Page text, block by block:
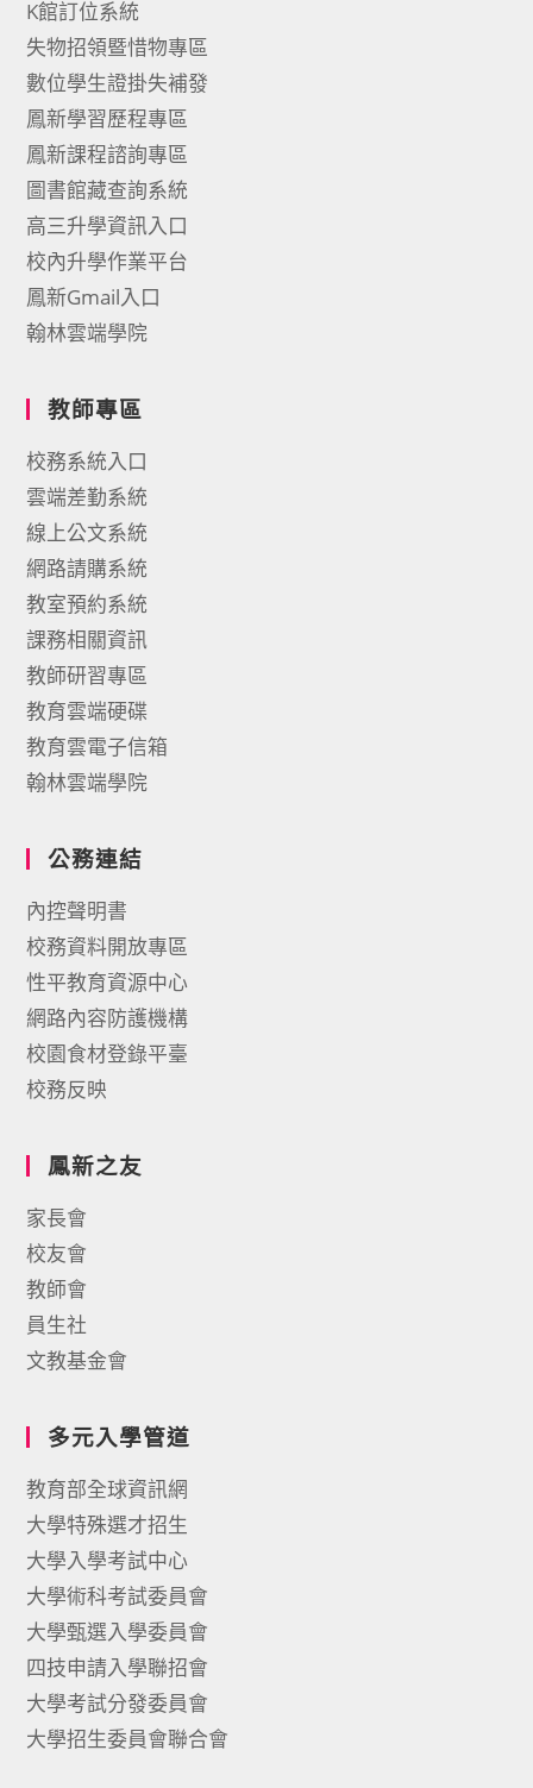
K館訂位系統
失物招領暨惜物專區
數位學生證掛失補發
鳳新學習歷程專區
鳳新課程諮詢專區
圖書館藏查詢系統
高三升學資訊入口
校內升學作業平台
鳳新Gmail入口
翰林雲端學院
教師專區
校務系統入口
雲端差勤系統
線上公文系統
網路請購系統
教室預約系統
課務相關資訊
教師研習專區
教育雲端硬碟
教育雲電子信箱
翰林雲端學院
公務連結
內控聲明書
校務資料開放專區
性平教育資源中心
網路內容防護機構
校園食材登錄平臺
校務反映
鳳新之友
家長會
校友會
教師會
員生社
文教基金會
多元入學管道
教育部全球資訊網
大學特殊選才招生
大學入學考試中心
大學術科考試委員會
大學甄選入學委員會
四技申請入學聯招會
大學考試分發委員會
大學招生委員會聯合會